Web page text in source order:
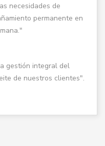
necesidades de
permanente en
gestión integral del
de nuestros clientes".